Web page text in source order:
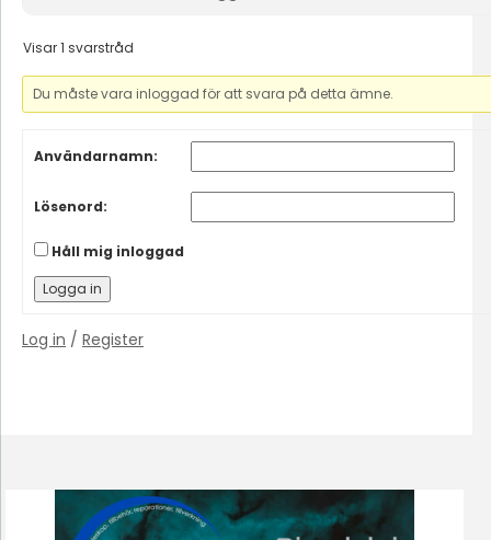
Visar 1 svarstråd
Du måste vara inloggad för att svara på detta ämne.
Användarnamn:
Lösenord:
Håll mig inloggad
Logga in
Log in / Register